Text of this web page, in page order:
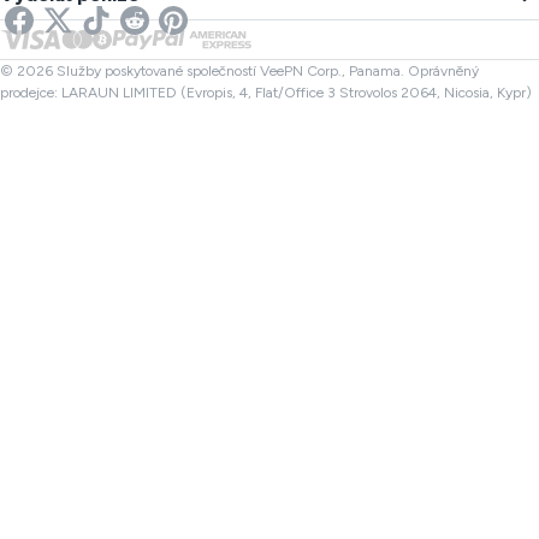
VPN pro Netflix
Kontrola odkazu
Kontrola souboru
Kanada VPN
Turecko VPN
Partneři
© 2026 Služby poskytované společností VeePN Corp., Panama. Oprávněný
prodejce: LARAUN LIMITED (Evropis, 4, Flat/Office 3 Strovolos 2064, Nicosia, Kypr)